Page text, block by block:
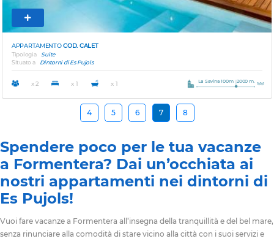
APPARTAMENTOCOD. CALET
Tipologia
Suite
Situato a
Dintorni di Es Pujols
x 2 x 1 x 1 La Savina 100m 2000 m.
4 5 6 7 8
Spendere poco per le tua vacanze
a Formentera? Dai un’occhiata ai
nostri appartamenti nei dintorni di
Es Pujols!
Vuoi fare vacanze a Formentera all’insegna della tranquillità e del bel mare,
senza rinunciare alla comodità di stare vicino alla città con i suoi servizi e